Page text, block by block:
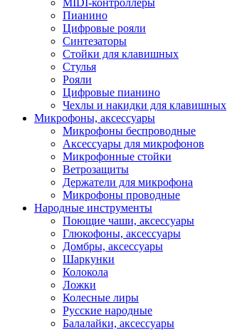
MIDI-контроллеры
Пианино
Цифровые рояли
Синтезаторы
Стойки для клавишных
Стулья
Рояли
Цифровые пианино
Чехлы и накидки для клавишных
Микрофоны, аксессуары
Микрофоны беспроводные
Аксессуары для микрофонов
Микрофонные стойки
Ветрозащиты
Держатели для микрофона
Микрофоны проводные
Народные инструменты
Поющие чаши, аксессуары
Глюкофоны, аксессуары
Домбры, аксессуары
Шаркунки
Колокола
Ложки
Колесные лиры
Русские народные
Балалайки, аксессуары